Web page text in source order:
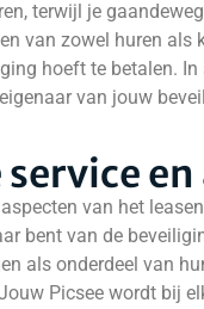
terwijl je
van zowel huren
hoeft te betalen.
van jouw
van het
bent van de
als onderdeel van
Picsee wordt bij